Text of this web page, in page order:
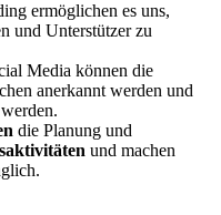
ermöglichen es uns,
und Unterstützer zu
Media können die
anerkannt werden und
die Planung und
und machen